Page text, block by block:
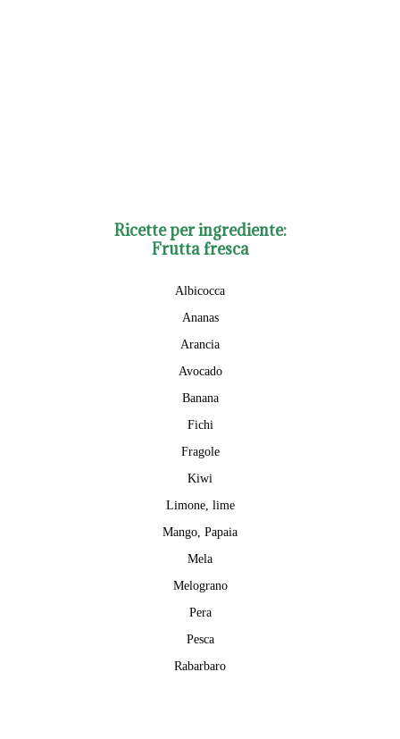
Ricette per ingrediente:
Frutta fresca
Albicocca
Ananas
Arancia
Avocado
Banana
Fichi
Fragole
Kiwi
Limone, lime
Mango, Papaia
Mela
Melograno
Pera
Pesca
Rabarbaro